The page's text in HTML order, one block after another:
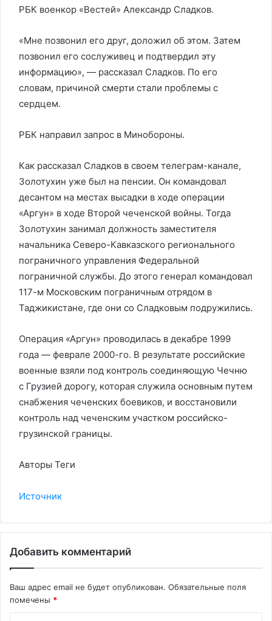
РБК военкор «Вестей» Александр Сладков.
«Мне позвонил его друг, доложил об этом. Затем
позвонил его сослуживец и подтвердил эту
информацию», — рассказал Сладков. По его
словам, причиной смерти стали проблемы с
сердцем.
РБК направил запрос в Минобороны.
Как рассказал Сладков в своем телеграм-канале,
Золотухин уже был на пенсии. Он командовал
десантом на местах высадки в ходе операции
«Аргун» в ходе Второй чеченской войны. Тогда
Золотухин занимал должность заместителя
начальника Северо-Кавказского регионального
пограничного управления Федеральной
пограничной службы. До этого генерал командовал
117-м Московским пограничным отрядом в
Таджикистане, где они со Сладковым подружились.
Операция «Аргун» проводилась в декабре 1999
года — феврале 2000-го. В результате российские
военные взяли под контроль соединяющую Чечню
с Грузией дорогу, которая служила основным путем
снабжения чеченских боевиков, и восстановили
контроль над чеченским участком российско-
грузинской границы.
Авторы Теги
Источник
Добавить комментарий
Ваш адрес email не будет опубликован. Обязательные поля
помечены *